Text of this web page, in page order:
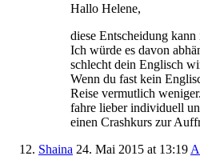
Hallo Helene,
diese Entscheidung
Ich würde es davon
schlecht dein Englisch
Wenn du fast kein
Reise vermutlich
fahre lieber individuell
einen Crashkurs zur
Shaina 24. Mai 2015 at 13:19